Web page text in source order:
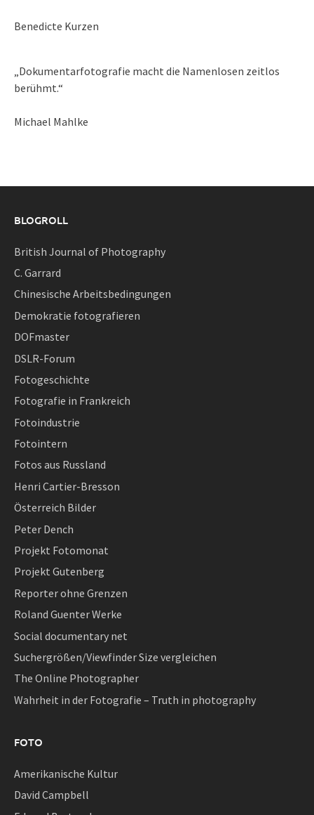
Benedicte Kurzen
„Dokumentarfotografie macht die Namenlosen zeitlos
berühmt.“
Michael Mahlke
BLOGROLL
British Journal of Photography
C. Garrard
Chinesische Arbeitsbedingungen
Demokratie fotografieren
DOFmaster
DSLR-Forum
Fotogeschichte
Fotografie in Frankreich
Fotoindustrie
Fotointern
Fotos aus Russland
Henri Cartier-Bresson
Österreich Bilder
Peter Dench
Projekt Fotomonat
Projekt Gutenberg
Reporter ohne Grenzen
Roland Guenter Werke
Social documentary net
Suchergrößen/Viewfinder Size vergleichen
The Online Photographer
Wahrheit in der Fotografie – Truth in photography
FOTO
Amerikanische Kultur
David Campbell